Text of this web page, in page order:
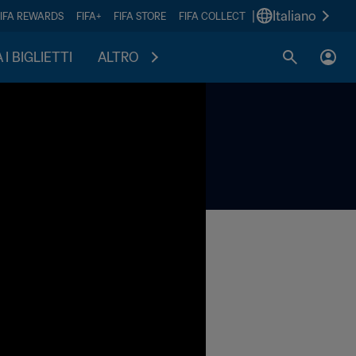
REWARDS FIFA+ FIFA STORE FIFA COLLECT Italiano
I BIGLIETTI ALTRO